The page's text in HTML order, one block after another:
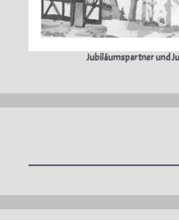
Jubiläumspartner und